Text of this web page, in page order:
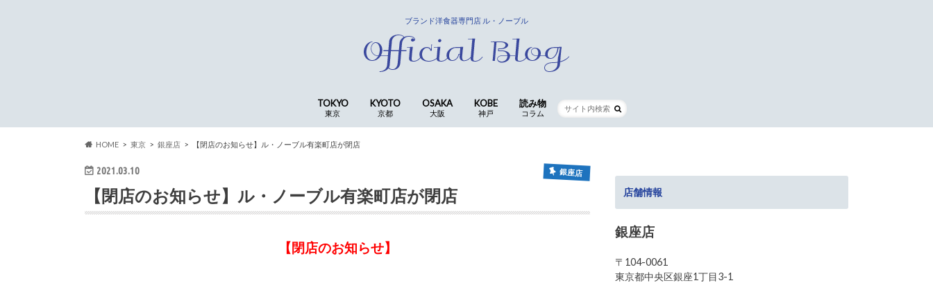
ブランド洋食器専門店 ル・ノーブル
TOKYO
東京
KYOTO
京都
OSAKA
大阪
KOBE
神戸
読み物
コラム
HOME 東京 銀座店 【閉店のお知らせ】ル・ノーブル有楽町店が閉店
2021.03.10 銀座店
【閉店のお知らせ】ル・ノーブル有楽町店が閉店
【閉店のお知らせ】
店舗情報
銀座店
〒104-0061
東京都中央区銀座1丁目3-1